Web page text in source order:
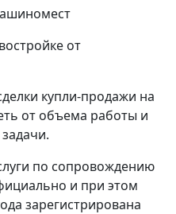
от
купли-продажи на
от объема работы и
по сопровождению
и при этом
зарегистрирована